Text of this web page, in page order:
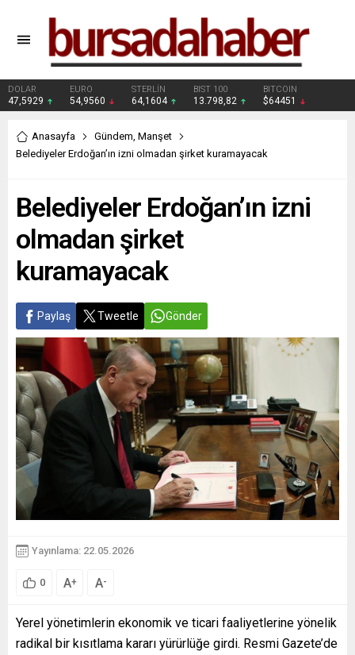
DOLAR
47,5929
EURO
54,9560
STERLİN
64,1604
BIST 100
13.798,82
BITCOIN
$64451
Anasayfa Gündem, Manşet
Belediyeler Erdoğan’ın izni olmadan şirket kuramayacak
Belediyeler Erdoğan’ın izni
olmadan şirket
kuramayacak
Paylaş Tweetle Gönder
Yayınlama: 22.05.2026
0 A+ A-
Yerel yönetimlerin ekonomik ve ticari faaliyetlerine yönelik
radikal bir kısıtlama kararı yürürlüğe girdi. Resmi Gazete’de